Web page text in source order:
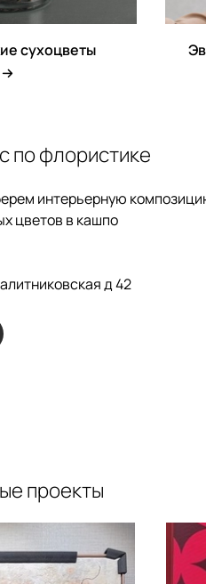
сухоцветы
по флористике
интерьерную
цветов в кашпо
д 42
проекты